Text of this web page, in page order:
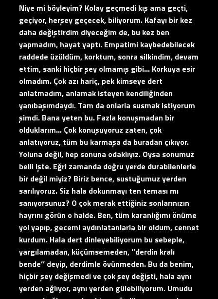
Niye mi böyleyim? Kolay geçmedi kış ama geçti,
geçiyor, herşey geçecek, biliyorum. Kafayı bir kez
daha değiştirdim diyeceğim de, bu kez ben
yapmadım, hayat yaptı. Empatimi kaybedebilecek
raddede üzüldüm, korktum, sonra silkindim, devam
ettim, sanki hiçbir şey olmamış gibi… Korkuya esir
olmadım. Çok azı hariç, pek kimseye dert
anlatmadım, anlamak isteyen kendiliğinden
yanıbaşımdaydı. Tam da onlarla susmak istiyorum
şimdi. Bana yeten bu. Fazla konuşmadan bir
olduklarım… Çok konuşuyoruz zaten, çok
anlatıyoruz, tüm bu karmaşa da buradan çıkıyor.
Yoluna değil, hep sonuna odaklıyız. Oysa sonumuz
belli işte. Eğri zamanda doğru yerde durabilenlerle
bir değil miyiz? Biriz bence, sustuğumuz yerden
sarılıyoruz. Siz hala dokunmayı ten teması mı
sanıyorsunuz? O çok merak ettiğiniz sonlarınızın
hayrını görün o halde. Ben, tüm karanlığımı önüme
yol yapıp, gecemi aydınlatanlarla bir oldum, cennet
kurdum. Hala dert dinleyebiliyorum bu sebeple,
yargılamadan, küçümsemeden, ‘’derdin kralı
bende’’ deyip, derdimle övünmeden. Bu da benim,
hiçbir şey değişmedi ve çok şey değişti, hala aynı
yerden ağlıyor, aynı yerden gülebiliyorum. Umudu